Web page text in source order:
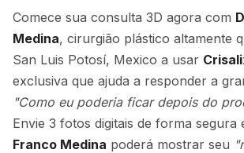
Comece sua consulta 3D agora com
Medina, cirurgião plástico altamente
San Luis Potosí, Mexico a usar
exclusiva que ajuda a responder a
"Como eu poderia ficar depois do
Envie 3 fotos digitais de forma segura
Franco Medina poderá mostrar seu